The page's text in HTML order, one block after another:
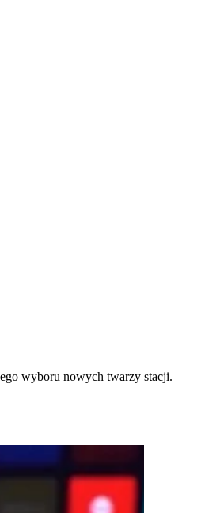
wyboru nowych twarzy stacji.